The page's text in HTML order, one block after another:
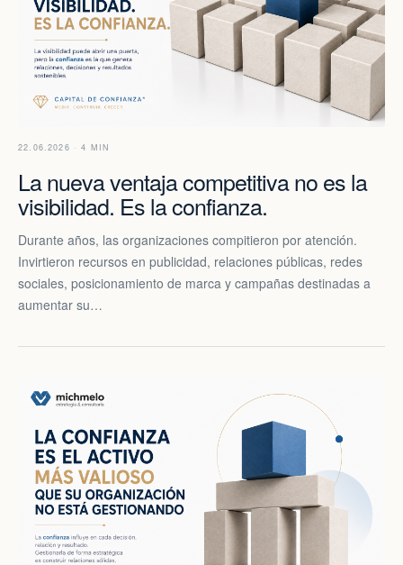
22.06.2026 · 4 MIN
La nueva ventaja competitiva no es la
visibilidad. Es la confianza.
Durante años, las organizaciones compitieron por atención.
Invirtieron recursos en publicidad, relaciones públicas, redes
sociales, posicionamiento de marca y campañas destinadas a
aumentar su…